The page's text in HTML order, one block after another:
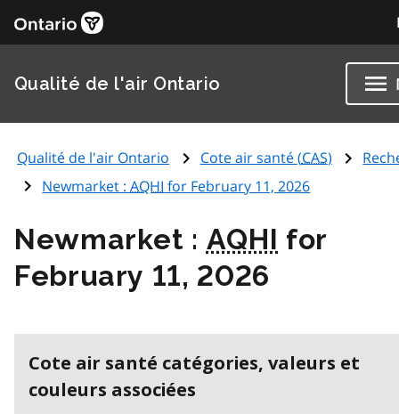
Qualité de l'air Ontario
Qualité de l'air Ontario Cote air santé (CAS)
Newmarket :AQHI for February 11, 2026
Newmarket : AQHI for
February 11, 2026
Cote air santé catégories, valeurs et
couleurs associées